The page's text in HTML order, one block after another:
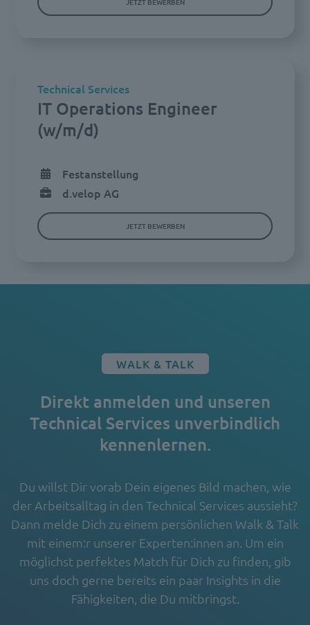
IT Operations Engineer
(w/m/d)
Technical Services
Festanstellung
d.velop AG
JETZT BEWERBEN
WALK & TALK
Direkt anmelden und unseren
Technical Services unverbindlich
kennenlernen.
Du willst Dir vorab Dein eigenes Bild machen, wie
der Arbeitsalltag in den Technical Services aussieht?
Dann melde Dich zu einem persönlichen Walk & Talk
mit einem:r unserer Experten:innen an. Um ein
möglichst perfektes Match für Dich zu finden, gib
uns doch gerne bereits ein paar Insights in die
Fähigkeiten, die Du mitbringst.